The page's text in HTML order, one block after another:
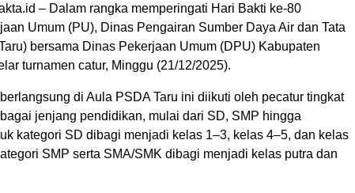
– Dalam rangka memperingati Hari Bakti ke-80
Umum (PU), Dinas Pengairan Sumber Daya Air dan Tata
bersama Dinas Pekerjaan Umum (DPU) Kabupaten
turnamen catur, Minggu (21/12/2025).
di Aula PSDA Taru ini diikuti oleh pecatur tingkat
jenjang pendidikan, mulai dari SD, SMP hingga
kategori SD dibagi menjadi kelas 1–3, kelas 4–5, dan kelas
SMP serta SMA/SMK dibagi menjadi kelas putra dan